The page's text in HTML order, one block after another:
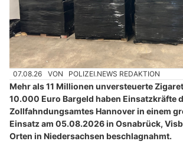
07.08.26 VON POLIZEI.NEWS REDAKTION
Mehr als 11 Millionen unversteuerte
10.000 Euro Bargeld haben Einsatzkräfte
Zollfahndungsamtes Hannover in einem
Einsatz am 05.08.2026 in Osnabrück,
Orten in Niedersachsen beschlagnahmt.